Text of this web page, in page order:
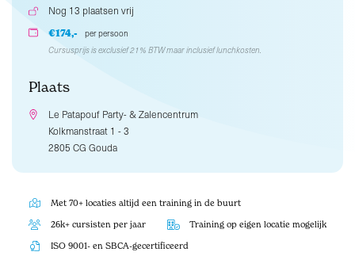
Nog 13 plaatsen vrij
€174,-
per persoon
Cursusprijs is exclusief 21% BTW maar inclusief lunchkosten.
Plaats
Le Patapouf Party- & Zalencentrum
Kolkmanstraat 1 - 3
2805 CG Gouda
Met 70+ locaties altijd een training in de buurt
26k+ cursisten per jaar Training op eigen locatie mogelijk
ISO 9001- en SBCA-gecertificeerd